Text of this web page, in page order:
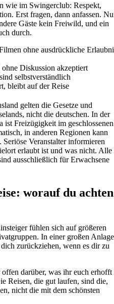
wie im Swingerclub: Respekt,
Erst fragen, dann anfassen.
Gäste kein Freiwild, und ein
durch.
ohne ausdrückliche
Diskussion akzeptiert
selbstverständlich
bleibt auf der Reise
gelten die Gesetze und
nicht die deutschen. In der
Freizügigkeit im geschlossenen
in anderen Regionen kann
Seriöse Veranstalter informieren
erlaubt ist und was nicht. Alle
ausschließlich für Erwachsene
worauf du achten
fühlen sich auf größeren
In einer großen Anlage
zurückziehen, wenn es dir zu
offen darüber, was ihr euch erhofft
Reisen, die gut laufen, sind die,
nicht die mit dem schönsten